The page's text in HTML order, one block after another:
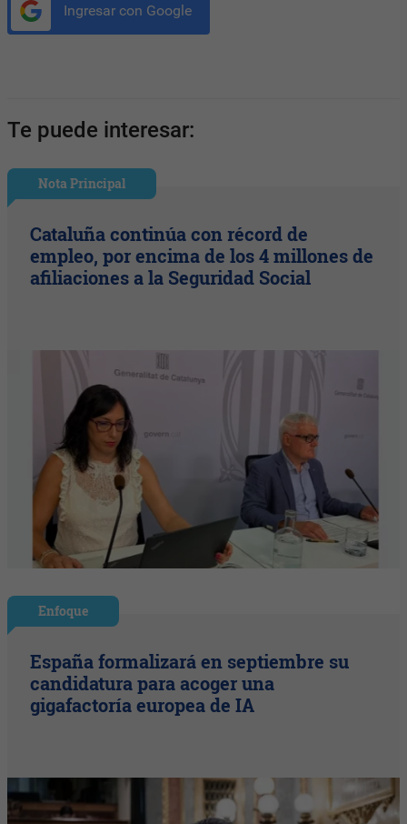
Ingresar con Google
Te puede interesar:
Nota Principal
Cataluña continúa con récord de
empleo, por encima de los 4 millones de
afiliaciones a la Seguridad Social
Enfoque
España formalizará en septiembre su
candidatura para acoger una
gigafactoría europea de IA